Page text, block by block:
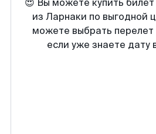
😍 Вы можете купить
из Ларнаки по выгодной
можете выбрать перелет
если уже знаете дату